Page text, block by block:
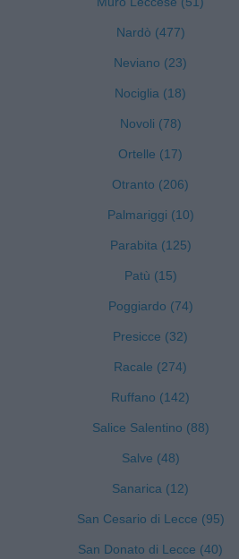
Nardò (477)
Neviano (23)
Nociglia (18)
Novoli (78)
Ortelle (17)
Otranto (206)
Palmariggi (10)
Parabita (125)
Patù (15)
Poggiardo (74)
Presicce (32)
Racale (274)
Ruffano (142)
Salice Salentino (88)
Salve (48)
Sanarica (12)
San Cesario di Lecce (95)
San Donato di Lecce (40)